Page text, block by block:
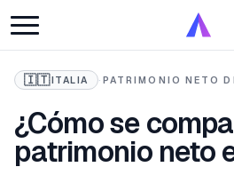
🇮🇹ITALIA · PATRIMONIO NETO
¿Cómo se
patrimonio neto